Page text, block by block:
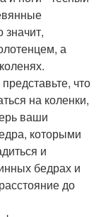
значит,
а
что
на коленки,
ваши
которыми
и
бедрах и
до